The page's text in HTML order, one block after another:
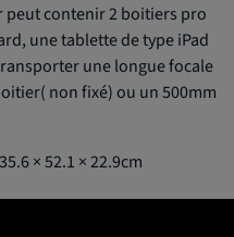
peut contenir 2 boitiers pro
une tablette de type iPad
une longue focale
non fixé) ou un 500mm
× 52.1 × 22.9cm